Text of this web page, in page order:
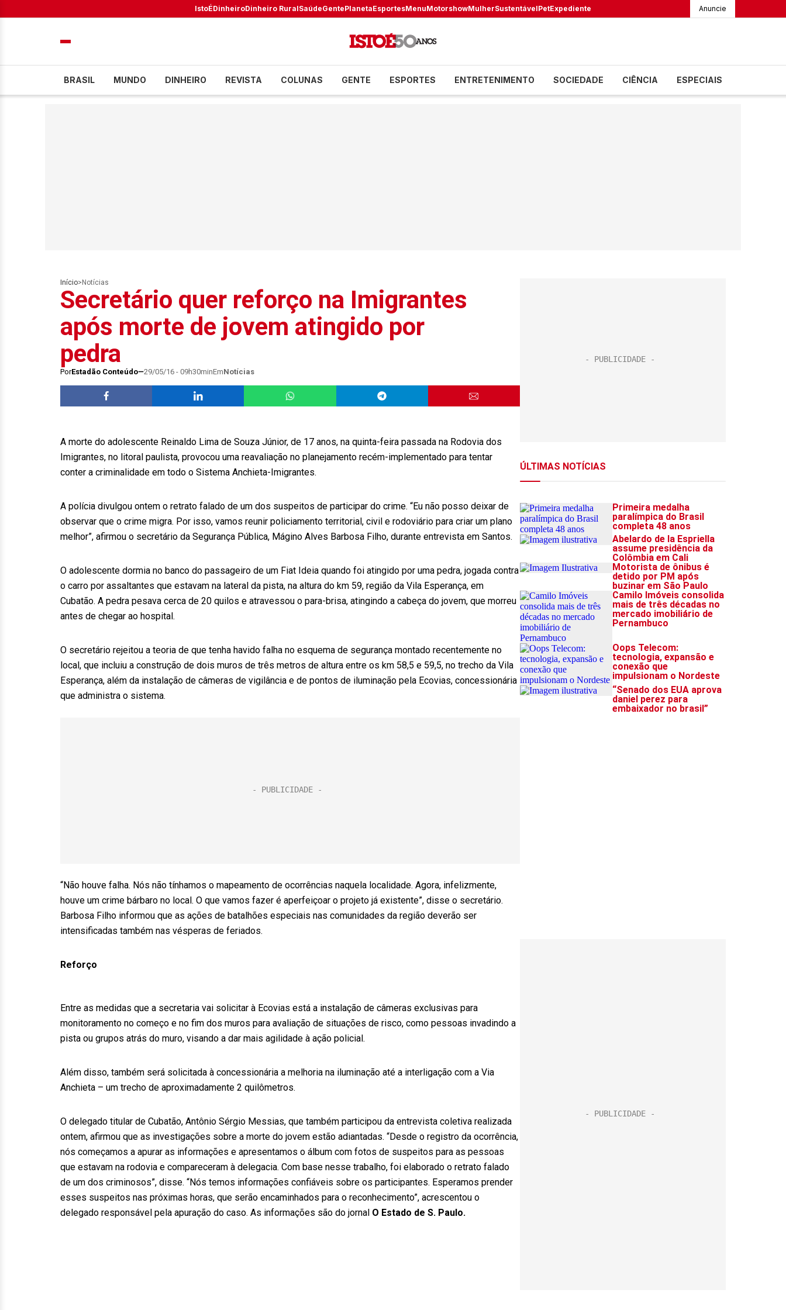
IstoÉDinheiroDinheiro RuralSaúdeGentePlanetaEsportesMenuMotorshowMulherSustentávelPetExpediente Anuncie
BRASIL MUNDO DINHEIRO REVISTA COLUNAS GENTE ESPORTES ENTRETENIMENTO SOCIEDADE CIÊNCIA ESPECIAIS
Início> Notícias
Secretário quer reforço na Imigrantes
após morte de jovem atingido por
pedra
PorEstadão Conteúdo 29/05/16 - 09h30minEmNotícias
A morte do adolescente Reinaldo Lima de Souza Júnior, de 17 anos, na quinta-feira passada na Rodovia dos
Imigrantes, no litoral paulista, provocou uma reavaliação no planejamento recém-implementado para tentar
conter a criminalidade em todo o Sistema Anchieta-Imigrantes.
A polícia divulgou ontem o retrato falado de um dos suspeitos de participar do crime. “Eu não posso deixar de
observar que o crime migra. Por isso, vamos reunir policiamento territorial, civil e rodoviário para criar um plano
melhor”, afirmou o secretário da Segurança Pública, Mágino Alves Barbosa Filho, durante entrevista em Santos.
O adolescente dormia no banco do passageiro de um Fiat Ideia quando foi atingido por uma pedra, jogada contra
o carro por assaltantes que estavam na lateral da pista, na altura do km 59, região da Vila Esperança, em
Cubatão. A pedra pesava cerca de 20 quilos e atravessou o para-brisa, atingindo a cabeça do jovem, que morreu
antes de chegar ao hospital.
O secretário rejeitou a teoria de que tenha havido falha no esquema de segurança montado recentemente no
local, que incluiu a construção de dois muros de três metros de altura entre os km 58,5 e 59,5, no trecho da Vila
Esperança, além da instalação de câmeras de vigilância e de pontos de iluminação pela Ecovias, concessionária
que administra o sistema.
“Não houve falha. Nós não tínhamos o mapeamento de ocorrências naquela localidade. Agora, infelizmente,
houve um crime bárbaro no local. O que vamos fazer é aperfeiçoar o projeto já existente”, disse o secretário.
Barbosa Filho informou que as ações de batalhões especiais nas comunidades da região deverão ser
intensificadas também nas vésperas de feriados.
Reforço
Entre as medidas que a secretaria vai solicitar à Ecovias está a instalação de câmeras exclusivas para
monitoramento no começo e no fim dos muros para avaliação de situações de risco, como pessoas invadindo a
pista ou grupos atrás do muro, visando a dar mais agilidade à ação policial.
Além disso, também será solicitada à concessionária a melhoria na iluminação até a interligação com a Via
Anchieta – um trecho de aproximadamente 2 quilômetros.
O delegado titular de Cubatão, Antônio Sérgio Messias, que também participou da entrevista coletiva realizada
ontem, afirmou que as investigações sobre a morte do jovem estão adiantadas. “Desde o registro da ocorrência,
nós começamos a apurar as informações e apresentamos o álbum com fotos de suspeitos para as pessoas
que estavam na rodovia e compareceram à delegacia. Com base nesse trabalho, foi elaborado o retrato falado
de um dos criminosos”, disse. “Nós temos informações confiáveis sobre os participantes. Esperamos prender
esses suspeitos nas próximas horas, que serão encaminhados para o reconhecimento”, acrescentou o
delegado responsável pela apuração do caso. As informações são do jornal O Estado de S. Paulo.